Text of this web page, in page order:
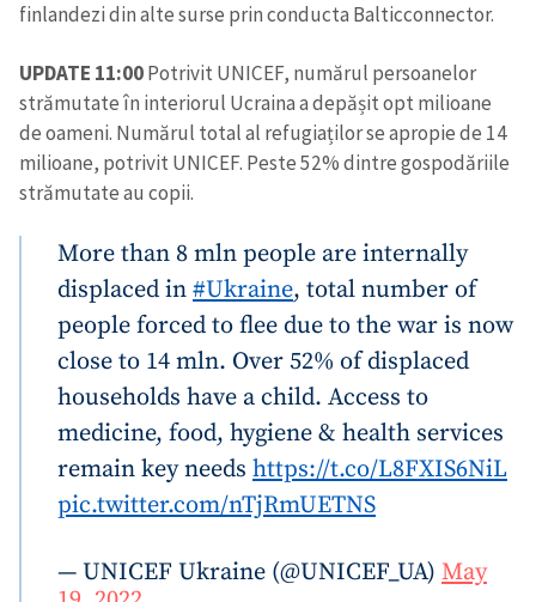
finlandezi din alte surse prin conducta Balticconnector.
UPDATE 11:00Potrivit UNICEF, numărul persoanelor
strămutate în interiorul Ucraina a depășit opt milioane
de oameni. Numărul total al refugiaților se apropie de 14
milioane, potrivit UNICEF. Peste 52% dintre gospodăriile
strămutate au copii.
More than 8 mln people are internally
displaced in#Ukraine, total number of
people forced to flee due to the war is now
close to 14 mln. Over 52% of displaced
households have a child. Access to
medicine, food, hygiene & health services
remain key needs https://t.co/L8FXIS6NiL
pic.twitter.com/nTjRmUETNS
— UNICEF Ukraine (@UNICEF_UA) May